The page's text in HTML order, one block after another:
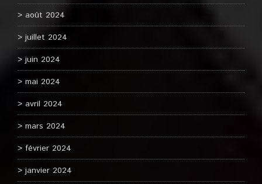
août 2024
juillet 2024
juin 2024
mai 2024
avril 2024
mars 2024
février 2024
janvier 2024